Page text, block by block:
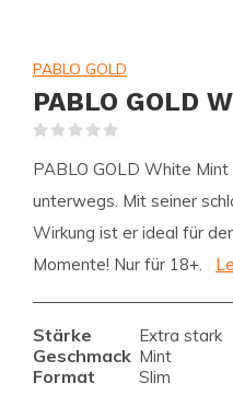
PABLO GOLD
PABLO GOLD
PABLO GOLD White
unterwegs. Mit seiner
Wirkung ist er ideal für
Momente! Nur für 18+.
Stärke Extra stark
Geschmack Mint
Format Slim